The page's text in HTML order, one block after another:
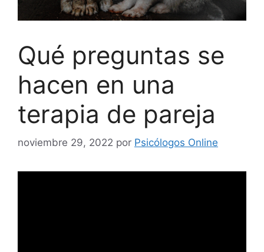
Qué preguntas se
hacen en una
terapia de pareja
noviembre 29, 2022 por Psicólogos Online